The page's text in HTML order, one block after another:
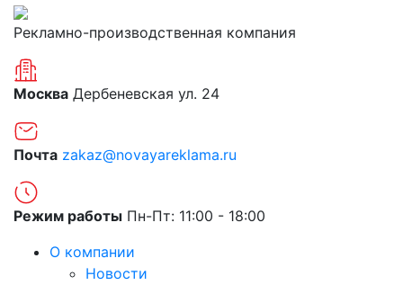
Рекламно-производственная компания
Москва Дербеневская ул. 24
Почта zakaz@novayareklama.ru
Режим работы Пн-Пт: 11:00 - 18:00
О компании
Новости